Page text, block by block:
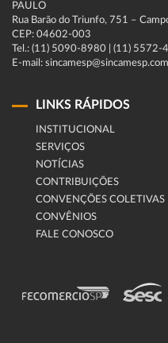
PAULO
Rua Barão do Triunfo, 751 –
CEP: 04602-003
Tel.: (11) 5090-8980 | (11) 5572-
E-mail:
LINKS RÁPIDOS
INSTITUCIONAL
SERVIÇOS
NOTÍCIAS
CONTRIBUIÇÕES
CONVENÇÕES COLETIVAS
CONVÊNIOS
FALE CONOSCO